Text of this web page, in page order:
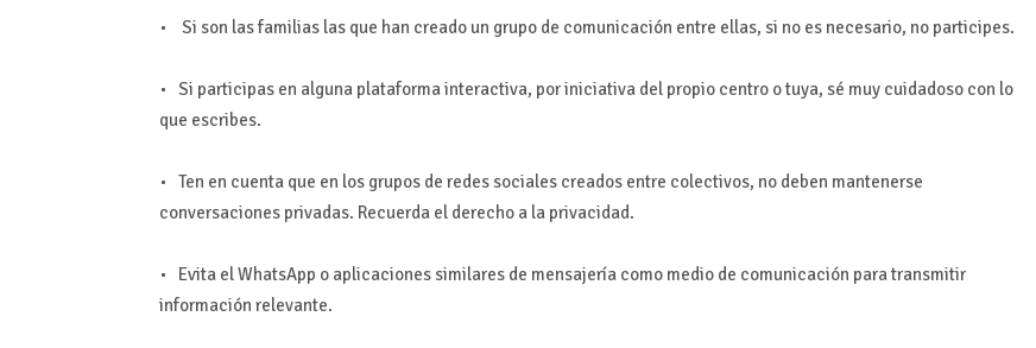
• Si son las familias las que han creado un grupo de comunicación entre ellas, si no es necesario, no participes.
• Si participas en alguna plataforma interactiva, por iniciativa del propio centro o tuya, sé muy cuidadoso con lo
que escribes.
• Ten en cuenta que en los grupos de redes sociales creados entre colectivos, no deben mantenerse
conversaciones privadas. Recuerda el derecho a la privacidad.
• Evita el WhatsApp o aplicaciones similares de mensajería como medio de comunicación para transmitir
información relevante.